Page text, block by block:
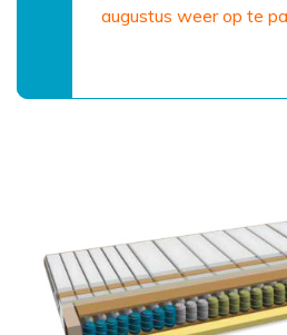
augustus weer op te